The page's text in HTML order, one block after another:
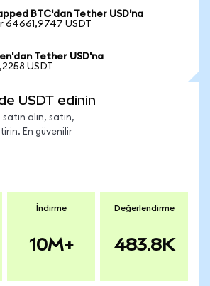
BTC'dan Tether USD'na
64661,9747 USDT
Tether USD'na
USDT
USDT edinin
alın, satın,
En güvenilir
İndirme
10M+
Değerlendirme
483.8K